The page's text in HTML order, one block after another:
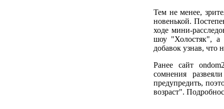
Тем не менее,
новенькой.
ходе мини-
шоу "Холостяк", а
добавок узнав, что
Ранее сайт
сомнения
предупредить,
возраст".